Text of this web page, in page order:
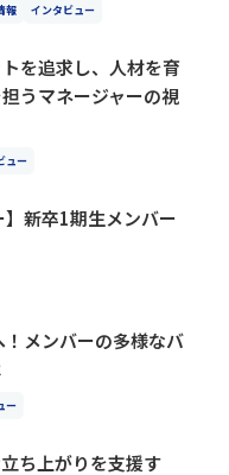
報 インタビュー
を追求し、人材を育
うマネージャーの視
ュー
】新卒1期生メンバー
メンバーの多様なバ
ー
ち上がりを支援す